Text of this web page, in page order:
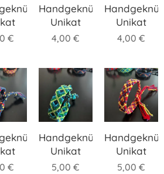
€
Handgeknüpftes
Unikat
4,00 €
Unikat
4,00 €
€
Handgeknüpftes
Unikat
5,00 €
Unikat
5,00 €